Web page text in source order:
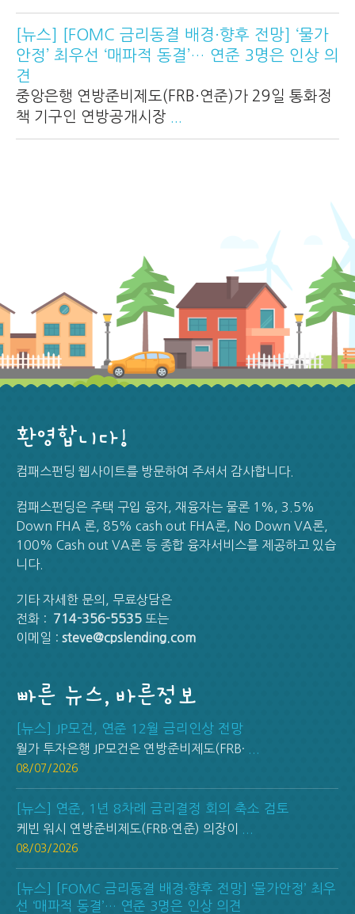
[뉴스] [FOMC 금리동결 배경·향후 전망] ‘물가
안정’ 최우선 ‘매파적 동결’… 연준 3명은 인상 의
견
중앙은행 연방준비제도(FRB·연준)가 29일 통화정
책 기구인 연방공개시장
환영합니다!
컴패스펀딩 웹사이트를 방문하여 주셔서 감사합니다.
컴패스펀딩은 주택 구입 융자, 재융자는 물론 1%, 3.5%
Down FHA 론, 85% cash out FHA론, No Down VA론,
100% Cash out VA론 등 종합 융자서비스를 제공하고 있습
니다.
기타 자세한 문의, 무료상담은
전화 : 714-356-5535 또는
이메일 :steve@cpslending.com
빠른 뉴스, 바른정보
[뉴스] JP모건, 연준 12월 금리인상 전망
월가 투자은행 JP모건은 연방준비제도(FRB·
08/07/2026
[뉴스] 연준, 1년 8차례 금리결정 회의 축소 검토
케빈 워시 연방준비제도(FRB·연준) 의장이
08/03/2026
[뉴스] [FOMC 금리동결 배경·향후 전망] ‘물가안정’ 최우
선 ‘매파적 동결’… 연준 3명은 인상 의견